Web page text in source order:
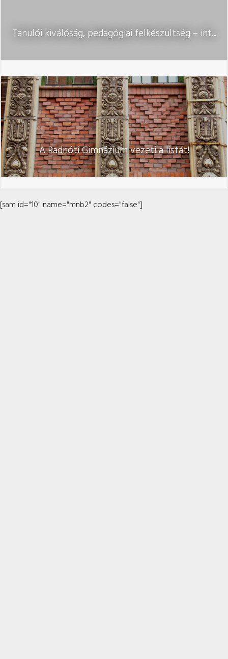
Tanulói kiválóság, pedagógiai felkészültség – int...
A Radnóti Gimnázium vezeti a listát!
[sam id="10" name="mnb2" codes="false"]